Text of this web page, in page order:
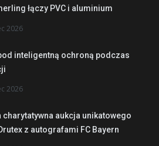
łączy PVC i aluminium
2026
inteligentną ochroną podczas
2026
charytatywna aukcja unikatowego
z autografami FC Bayern